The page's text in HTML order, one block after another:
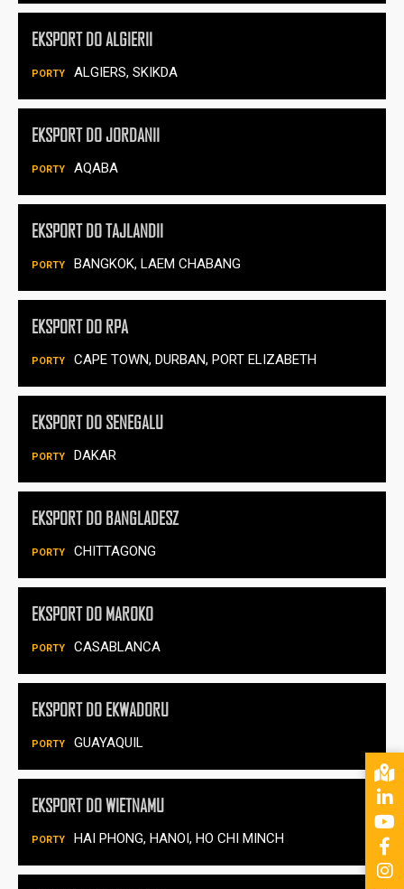
EKSPORT DO ALGIERII
ALGIERS, SKIKDA
EKSPORT DO JORDANII
AQABA
EKSPORT DO TAJLANDII
BANGKOK, LAEM CHABANG
EKSPORT DO RPA
CAPE TOWN, DURBAN, PORT ELIZABETH
EKSPORT DO SENEGALU
DAKAR
EKSPORT DO BANGLADESZ
CHITTAGONG
EKSPORT DO MAROKO
CASABLANCA
EKSPORT DO EKWADORU
GUAYAQUIL
EKSPORT DO WIETNAMU
HAI PHONG, HANOI, HO CHI MINCH